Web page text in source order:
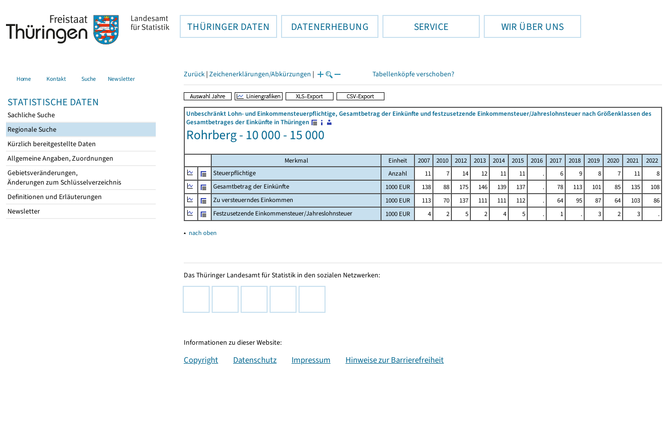
THÜRINGER DATEN DATENERHEBUNG SERVICE WIR ÜBER UNS
Home Kontakt Suche Newsletter
STATISTISCHE DATEN
Sachliche Suche
Regionale Suche
Kürzlich bereitgestellte Daten
Allgemeine Angaben, Zuordnungen
Gebietsveränderungen,
Änderungen zum Schlüsselverzeichnis
Definitionen und Erläuterungen
Newsletter
Zurück | Zeichenerklärungen/Abkürzungen | Tabellenköpfe verschoben?
Unbeschränkt Lohn- und Einkommensteuerpflichtige, Gesamtbetrag der Einkünfte und festzusetzende Einkommensteuer/Jahreslohnsteuer nach Größenklassen des
Gesamtbetrages der Einkünfte in Thüringen
Rohrberg - 10 000 - 15 000
Merkmal Einheit 2007 2010 2012 2013 2014 2015 2016 2017 2018 2019 2020 2021
2022
Steuerpflichtige
Anzahl 11 7 14 12 11 11 . 6 9 8 7 11
8
Gesamtbetrag der Einkünfte
1000 EUR 138 88 175 146 139 137 . 78 113 101 85 135
108
Zu versteuerndes Einkommen
1000 EUR 113 70 137 111 111 112 . 64 95 87 64 103
86
Festzusetzende Einkommensteuer/Jahreslohnsteuer
1000 EUR 4 2 5 2 4 5 . 1 . 3 2 3 .
▴ nach oben
Das Thüringer Landesamt für Statistik in den sozialen Netzwerken:
Informationen zu dieser Website:
Copyright Datenschutz Impressum Hinweise zur Barrierefreiheit